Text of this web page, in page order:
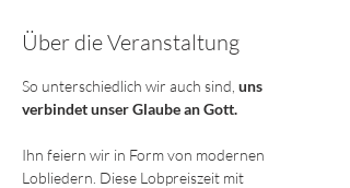
Über die Veranstaltung
So unterschiedlich wir auch sind, uns
verbindet unser Glaube an Gott.
Ihn feiern wir in Form von modernen
Lobliedern. Diese Lobpreiszeit mit